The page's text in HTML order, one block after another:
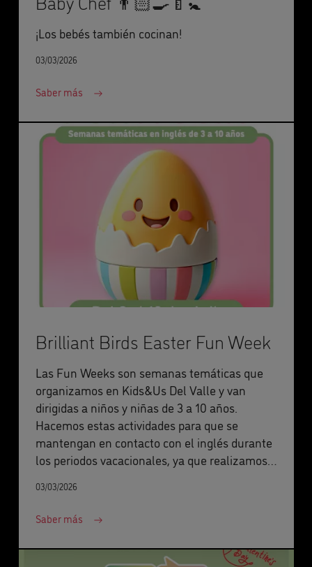
¡Los bebés también cocinan!
03/03/2026
Saber más
Brilliant Birds Easter Fun Week
Las Fun Weeks son semanas temáticas que
organizamos en Kids&Us Del Valle y van
dirigidas a niños y niñas de 3 a 10 años.
Hacemos estas actividades para que se
mantengan en contacto con el inglés durante
los periodos vacacionales, ya que realizamos
divertirse mientras aprenden el idioma con el
método de aprendizaje de Kids&Us.
03/03/2026
Saber más